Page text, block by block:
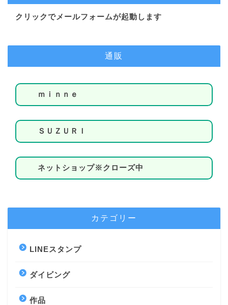
クリックでメールフォームが起動します
通販
ｍｉｎｎｅ
ＳＵＺＵＲＩ
ネットショップ※クローズ中
カテゴリー
LINEスタンプ
ダイビング
作品